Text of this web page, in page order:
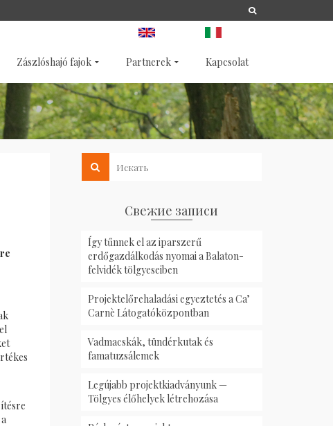
Zászlóshajó fajok Partnerek Kapcsolat
Свежие записи
Így tűnnek el az iparszerű
erdőgazdálkodás nyomai a Balaton-
felvidék tölgyeseiben
Projektelőrehaladási egyeztetés a Ca’
Carnè Látogatóközpontban
Vadmacskák, tündérkutak és
famatuzsálemek
Legújabb projektkiadványunk —
Tölgyes élőhelyek létrehozása